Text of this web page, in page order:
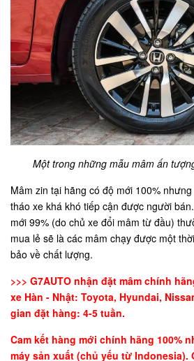
Một trong những mẫu mâm ấn
Mâm zin tại hãng có độ mới 100%
tháo xe khá khó tiếp cận được người
mới 99% (do chủ xe đổi mâm từ đầu)
mua lẻ sẽ là các mâm chạy được một
bảo về chất lượng.
>>> G7AUTO nhận đặt mâm chính
xe Hàn - Nhật: Toyota, Hyundai,
gian đặt hàng: 4-5 tuần.
Cam kết hàng mới chính hãng 100%
máy sản xuất (chủ yếu từ Indonesia).